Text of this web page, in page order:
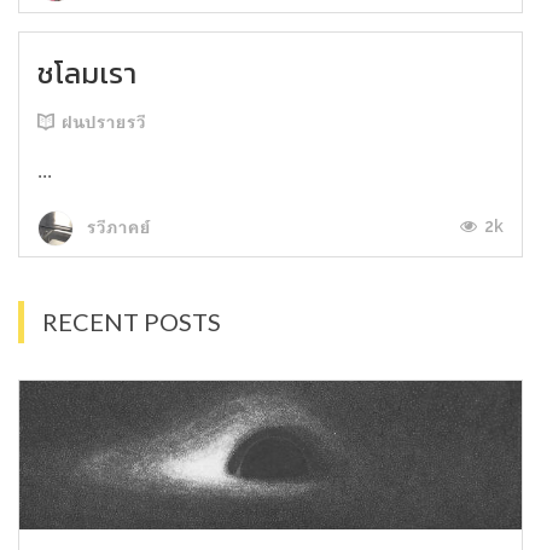
ชโลมเรา
ฝนปรายรวี
...
รวีภาคย์ 2k
RECENT POSTS